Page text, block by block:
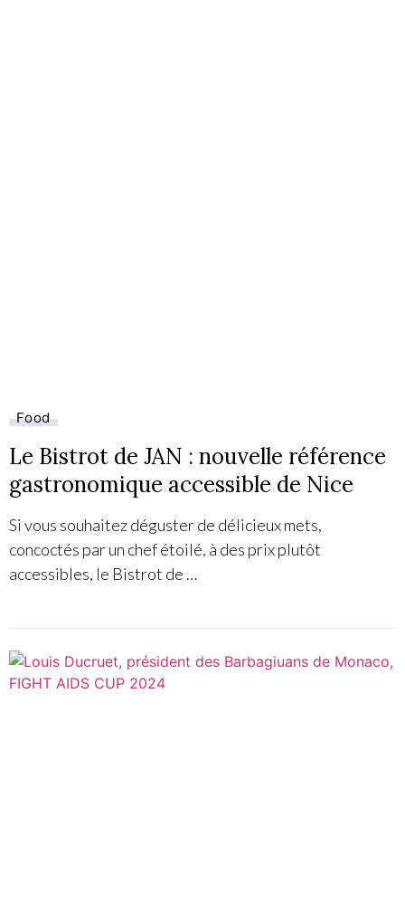
Food
Le Bistrot de JAN : nouvelle référence
gastronomique accessible de Nice
Si vous souhaitez déguster de délicieux mets,
concoctés par un chef étoilé, à des prix plutôt
accessibles, le Bistrot de …